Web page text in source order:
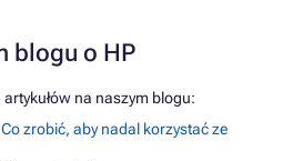
blogu o HP
na naszym blogu:
zrobić, aby nadal korzystać ze